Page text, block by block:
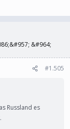
&#964;
#1.505
Russland es